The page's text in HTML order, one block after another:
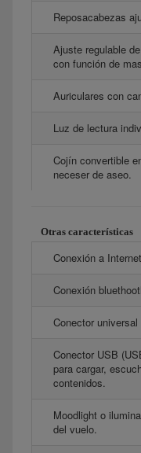
Reposacabezas
Ajuste regulable
con función de
Auriculares con
Luz de lectura
Cojín convertible
neceser de aseo.
Otras características
Conexión a
Conexión
Conector
Conector USB
para cargar,
contenidos.
Moodlight o
del vuelo.